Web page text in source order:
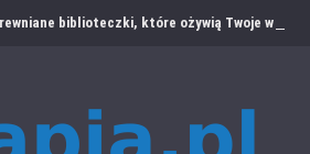
biblioteczki, które ożywią Twoje wnętrze